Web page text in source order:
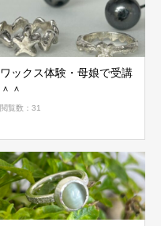
ワックス体験・母娘で受講
＾＾
閲覧数：31